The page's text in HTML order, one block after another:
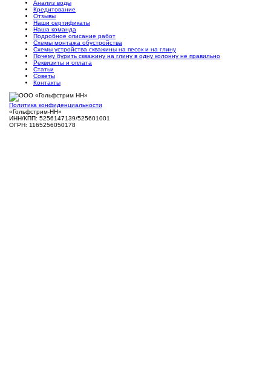
Анализ воды
Кредитование
Отзывы
Наши сертификаты
Наша команда
Подробное описание работ
Схемы монтажа обустройства
Схемы устройства скважины на песок и на глину
Почему бурить скважину на глину в одну колонну не правильно
Реквизиты и оплата
Статьи
Советы
Контакты
Политика конфиденциальности
«Гольфстрим-НН»
ИНН/КПП: 5256147139/525601001
ОГРН: 1165256050178